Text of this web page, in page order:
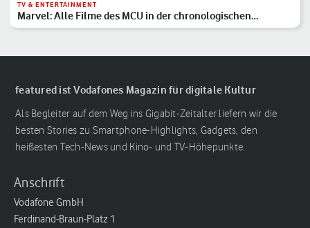
TV & ENTERTAINMENT
Marvel: Alle Filme des MCU in der chronologischen
Reihenfolge
featured ist Vodafones Magazin für digitale Kultur
Als Begleiter auf dem Weg ins Gigabit-Zeitalter liefern wir die
besten Stories zu Smartphone-Highlights, Gadgets, den
heißesten Tech-News und Kino- und TV-Höhepunkte.
Anschrift
Vodafone GmbH
Ferdinand-Braun-Platz 1